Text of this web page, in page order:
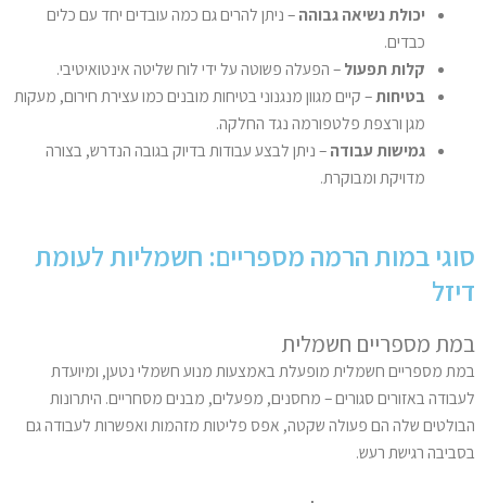
יכולת נשיאה גבוהה – ניתן להרים גם כמה עובדים יחד עם כלים
כבדים.
קלות תפעול – הפעלה פשוטה על ידי לוח שליטה אינטואיטיבי.
בטיחות– קיים מגוון מנגנוני בטיחות מובנים כמו עצירת חירום, מעקות
מגן ורצפת פלטפורמה נגד החלקה.
גמישות עבודה – ניתן לבצע עבודות בדיוק בגובה הנדרש, בצורה
מדויקת ומבוקרת.
סוגי במות הרמה מספריים: חשמליות לעומת
דיזל
במת מספריים חשמלית
במת מספריים חשמלית מופעלת באמצעות מנוע חשמלי נטען, ומיועדת
לעבודה באזורים סגורים – מחסנים, מפעלים, מבנים מסחריים. היתרונות
הבולטים שלה הם פעולה שקטה, אפס פליטות מזהמות ואפשרות לעבודה גם
בסביבה רגישת רעש.